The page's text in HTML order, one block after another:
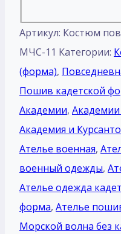
Артикул: Костюм
МЧС-11 Категории:
(форма),
Пошив кадетской
Академии,
Академия и
Ателье военная,
военный одежды,
Ателье одежда
форма, Ателье
Морской волна без